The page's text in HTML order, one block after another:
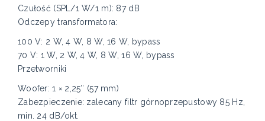
Czułość (SPL/1 W/1 m): 87 dB
Odczepy transformatora:
100 V: 2 W, 4 W, 8 W, 16 W, bypass
70 V: 1 W, 2 W, 4 W, 8 W, 16 W, bypass
Przetworniki
Woofer: 1 × 2,25″ (57 mm)
Zabezpieczenie: zalecany filtr górnoprzepustowy 85 Hz,
min. 24 dB/okt.